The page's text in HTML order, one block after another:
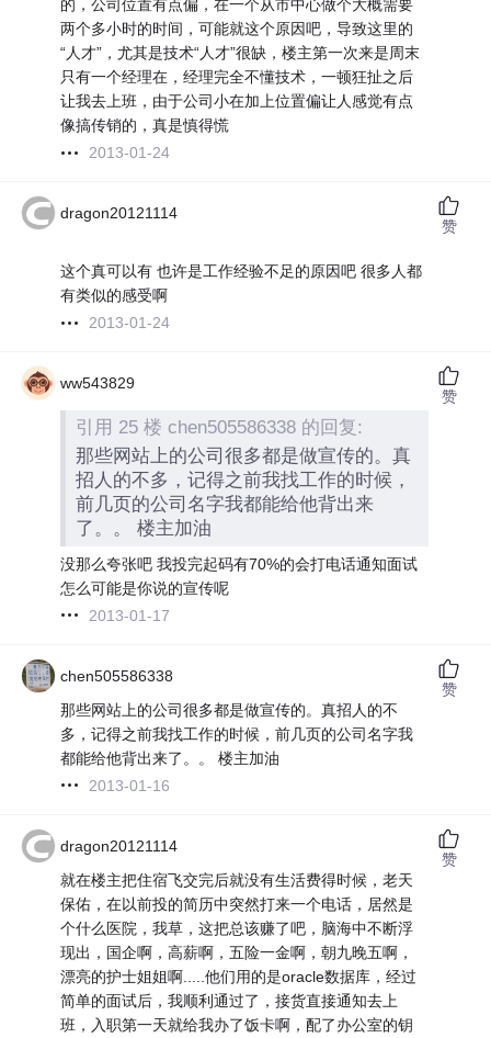
的，公司位置有点偏，在一个从市中心做个大概需要
两个多小时的时间，可能就这个原因吧，导致这里的
“人才”，尤其是技术“人才”很缺，楼主第一次来是周末
只有一个经理在，经理完全不懂技术，一顿狂扯之后
让我去上班，由于公司小在加上位置偏让人感觉有点
像搞传销的，真是慎得慌
2013-01-24
dragon20121114
这个真可以有 也许是工作经验不足的原因吧 很多人都
有类似的感受啊
2013-01-24
赞
ww543829
引用 25 楼 chen505586338 的回复:
那些网站上的公司很多都是做宣传的。真
招人的不多，记得之前我找工作的时候，
前几页的公司名字我都能给他背出来
了。。 楼主加油
没那么夸张吧 我投完起码有70%的会打电话通知面试
怎么可能是你说的宣传呢
2013-01-17
赞
chen505586338
那些网站上的公司很多都是做宣传的。真招人的不
多，记得之前我找工作的时候，前几页的公司名字我
都能给他背出来了。。 楼主加油
2013-01-16
赞
dragon20121114
就在楼主把住宿飞交完后就没有生活费得时候，老天
保佑，在以前投的简历中突然打来一个电话，居然是
个什么医院，我草，这把总该赚了吧，脑海中不断浮
现出，国企啊，高薪啊，五险一金啊，朝九晚五啊，
漂亮的护士姐姐啊.....他们用的是oracle数据库，经过
简单的面试后，我顺利通过了，接货直接通知去上
班，入职第一天就给我办了饭卡啊，配了办公室的钥
赞